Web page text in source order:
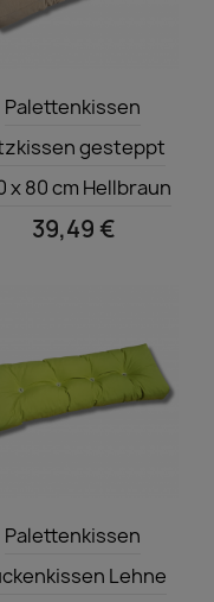

Palettenkissen
gesteppt
x 80 cm Hellbraun
39,49 €
 Vorschau
Palettenkissen
Lehne